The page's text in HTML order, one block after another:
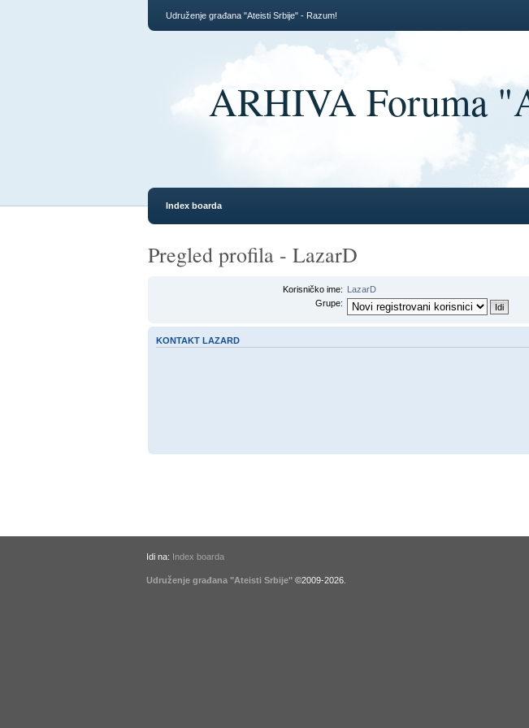
Udruženje građana "Ateisti Srbije" - Razum!
ARHIVA Foruma
Index boarda
Pregled profila - LazarD
Korisničko ime: LazarD
Grupe:
KONTAKT LAZARD
Idi na: Index boarda
Udruženje građana "Ateisti Srbije"©2009-2026.